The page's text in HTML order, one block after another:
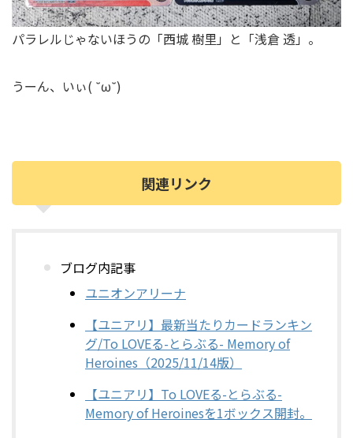
パラレルじゃないほうの「西城 樹里」と「浅倉 透」。
うーん、いぃ( ˘ω˘)
関連リンク
ブログ内記事
ユニオンアリーナ
【ユニアリ】最新当たりカードランキン
グ/To LOVEる-とらぶる- Memory of
Heroines（2025/11/14版）
【ユニアリ】To LOVEる-とらぶる-
Memory of Heroinesを1ボックス開封。